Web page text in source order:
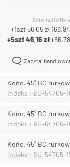
Cena netto
+1szt 56,05 zł(
+5szt46,16 zł(
Zapytaj
Końc. 45° BC
Indeks : BU-54705-
Końc. 45° BC
Indeks : BU-54705-
Końc. 45° BC
Indeks : BU-54705-